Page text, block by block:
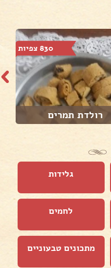
830 צפיות
רולדת תמרים
גלידות
לחמים
מתכונים טבעוניים